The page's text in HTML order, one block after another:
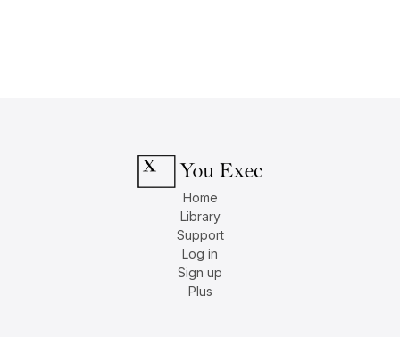
Home
Library
Support
Log in
Sign up
Plus